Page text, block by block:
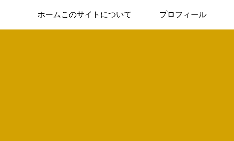
ホームこのサイトについて プロフィール